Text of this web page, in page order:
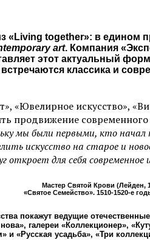
«Living together»: в едином
art. Компания
этот актуальный
классика и
искусство»,
продвижение
мы были первыми, кто
искусство на старое и
откроет для себя современное
Мастер Святой Крови (Лейден,
«Святое Семейство». 1510-1520-е
покажут ведущие
галереи «Коллекционер»,
«Русская усадьба», «Три